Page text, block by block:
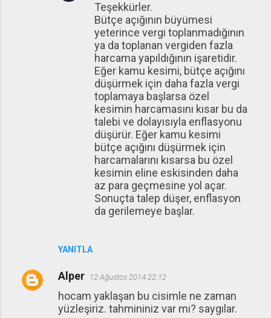
YANITLA
Teşekkürler.
Bütçe açığının büyümesi
yeterince vergi toplanmadığının
ya da toplanan vergiden fazla
harcama yapıldığının işaretidir.
Eğer kamu kesimi, bütçe açığını
düşürmek için daha fazla vergi
toplamaya başlarsa özel
kesimin harcamasını kısar bu da
talebi ve dolayısıyla enflasyonu
düşürür. Eğer kamu kesimi
bütçe açığını düşürmek için
harcamalarını kısarsa bu özel
kesimin eline eskisinden daha
az para geçmesine yol açar.
Sonuçta talep düşer, enflasyon
da gerilemeye başlar.
Alper 12 Ağustos 2014 22:12
hocam yaklaşan bu cisimle ne zaman
yüzleşiriz. tahmininiz var mı? saygılar.